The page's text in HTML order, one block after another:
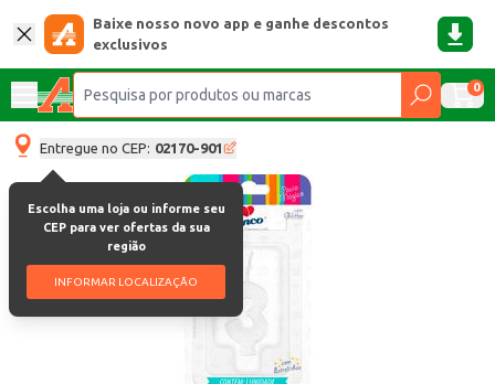
Baixe nosso novo app e ganhe descontos
exclusivos
0
Entregue no CEP: 02170-901
Escolha uma loja ou informe seu
CEP para ver ofertas da sua
região
INFORMAR LOCALIZAÇÃO